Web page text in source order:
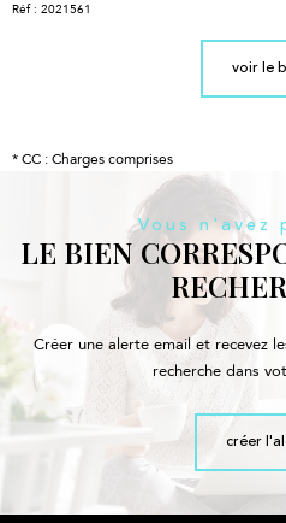
Réf : 2021561
voir le
* CC : Charges comprises
Vous n'avez
LE BIEN
Créer une alerte email et recevez
recherche dans
créer